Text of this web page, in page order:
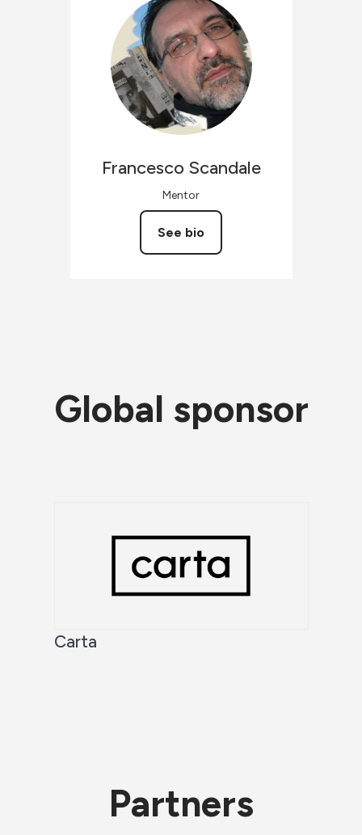
Francesco Scandale
Mentor
See bio
Global sponsor
Carta
Partners